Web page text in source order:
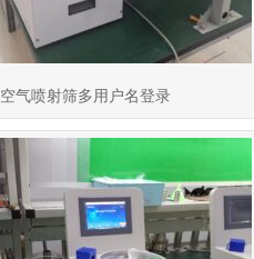
空气喷射筛多用户名登录